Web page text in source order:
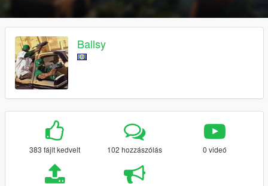
Ballsy
383 fájlt kedvelt 102 hozzászólás 0 videó